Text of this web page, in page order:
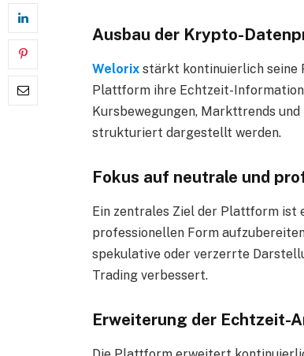
Ausbau der Krypto-
Welorix stärkt kontinuierlich seine
Plattform ihre Echtzeit-
Kursbewegungen, Markttrends
strukturiert dargestellt werden.
Fokus auf neutrale und
Ein zentrales Ziel der Plattform ist
professionellen Form
spekulative oder verzerrte
Trading verbessert.
Erweiterung der Echtzeit-